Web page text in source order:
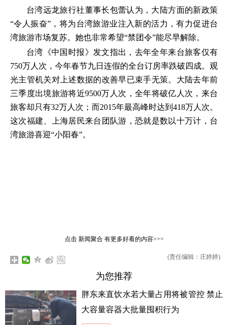
台湾远龙旅行社董事长包蕾认为，大陆方面的新政策
“令人振奋”，将为台湾旅游业注入新的活力，有力促进台
湾旅游市场复苏。她也非常希望“禁团令”能尽早解除。
台湾《中国时报》发文指出，去年全年来台旅客仅有
750万人次，今年春节九日连假的全台订房率跌破四成。观
光主管机关对上述数据的改善早已束手无策。大陆去年前
三季度出境旅游将近9500万人次，全年将破亿人次，来台
旅客却只有32万人次；而2015年最高峰时达到418万人次。
这次福建、上海居民来台团队游，恐就是数以十万计，台
湾旅游喜迎“小阳春”。
点击 新闻聚合有更多好看的内容>>>
(责任编辑：庄婷婷)
为您推荐
胖东来直饮水若大量占用将被管控 禁止
大容量容器大批量囤积行为